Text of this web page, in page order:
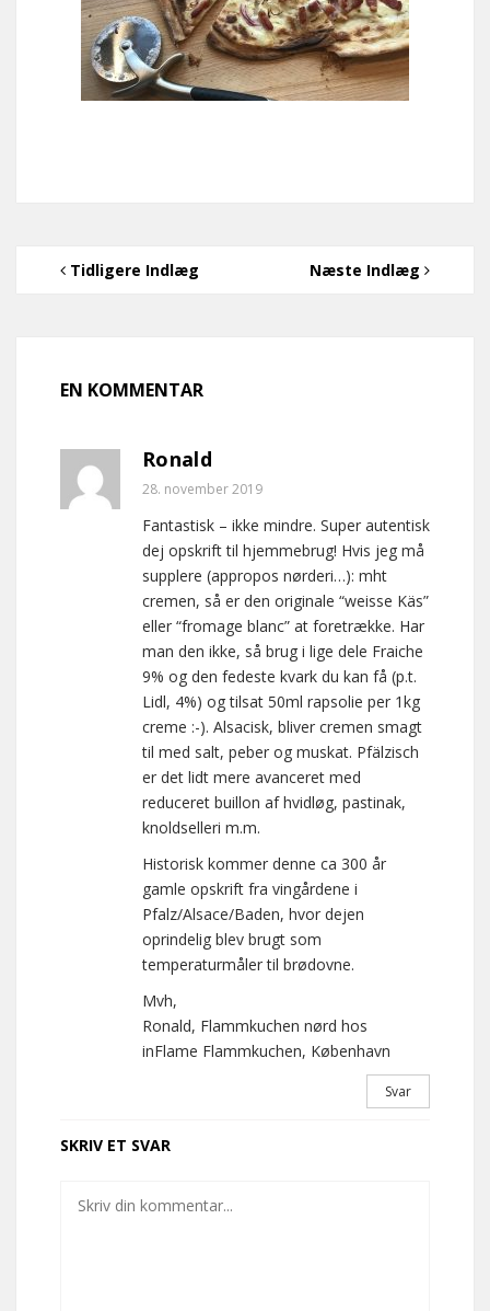
Tidligere Indlæg Næste Indlæg
EN KOMMENTAR
Ronald
28. november 2019
Fantastisk – ikke mindre. Super autentisk
dej opskrift til hjemmebrug! Hvis jeg må
supplere (appropos nørderi…): mht
cremen, så er den originale “weisse Käs”
eller “fromage blanc” at foretrække. Har
man den ikke, så brug i lige dele Fraiche
9% og den fedeste kvark du kan få (p.t.
Lidl, 4%) og tilsat 50ml rapsolie per 1kg
creme :-). Alsacisk, bliver cremen smagt
til med salt, peber og muskat. Pfälzisch
er det lidt mere avanceret med
reduceret buillon af hvidløg, pastinak,
knoldselleri m.m.
Historisk kommer denne ca 300 år
gamle opskrift fra vingårdene i
Pfalz/Alsace/Baden, hvor dejen
oprindelig blev brugt som
temperaturmåler til brødovne.
Mvh,
Ronald, Flammkuchen nørd hos
inFlame Flammkuchen, København
Svar
SKRIV ET SVAR